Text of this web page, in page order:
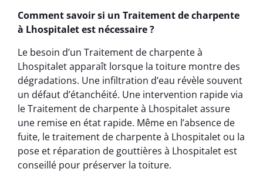
Comment savoir si un Traitement de charpente
à Lhospitalet est nécessaire ?
Le besoin d’un Traitement de charpente à
Lhospitalet apparaît lorsque la toiture montre des
dégradations. Une infiltration d’eau révèle souvent
un défaut d’étanchéité. Une intervention rapide via
le Traitement de charpente à Lhospitalet assure
une remise en état rapide. Même en l’absence de
fuite, le traitement de charpente à Lhospitalet ou la
pose et réparation de gouttières à Lhospitalet est
conseillé pour préserver la toiture.